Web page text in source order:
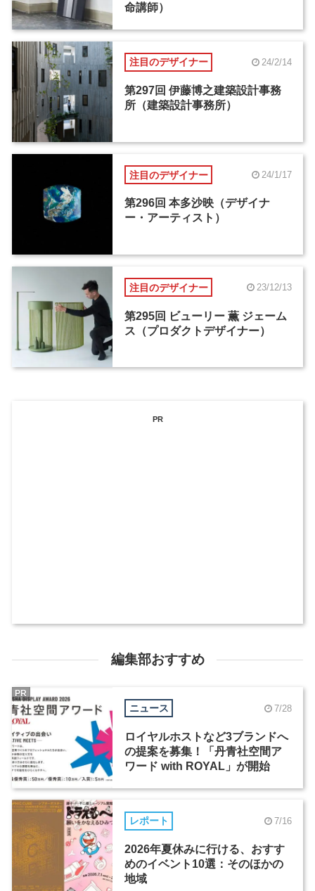
命講師）
注目のデザイナー 24/2/14
第297回 伊藤博之建築設計事務
所（建築設計事務所）
注目のデザイナー 24/1/17
第296回 本多沙映（デザイナ
ー・アーティスト）
注目のデザイナー 23/12/13
第295回 ビューリー 薫 ジェーム
ス（プロダクトデザイナー）
PR
編集部おすすめ
ニュース 7/28
ロイヤルホストなど3ブランドへ
の提案を募集！「丹青社空間ア
ワード with ROYAL」が開始
PR
レポート 7/16
2026年夏休みに行ける、おすす
めのイベント10選：そのほかの
地域